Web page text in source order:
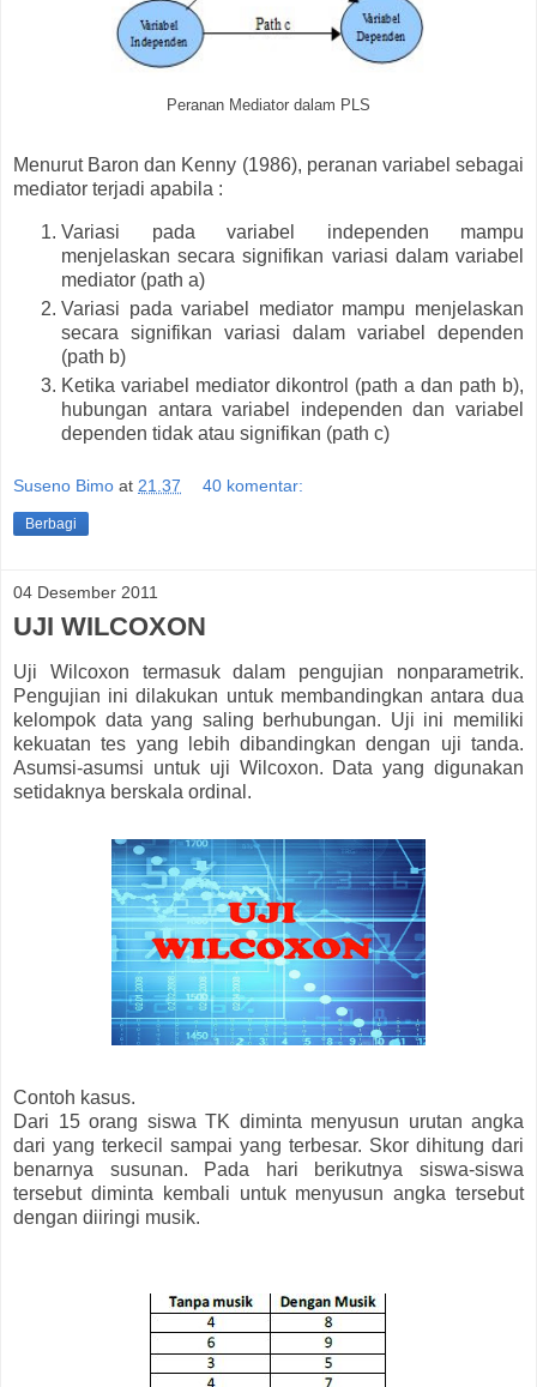
Peranan Mediator dalam PLS
Menurut Baron dan Kenny (1986), peranan variabel sebagai
mediator terjadi apabila :
Variasi pada variabel independen mampu
menjelaskan secara signifikan variasi dalam variabel
mediator (path a)
Variasi pada variabel mediator mampu menjelaskan
secara signifikan variasi dalam variabel dependen
(path b)
Ketika variabel mediator dikontrol (path a dan path b),
hubungan antara variabel independen dan variabel
dependen tidak atau signifikan (path c)
Suseno Bimo at 21.37 40 komentar:
Berbagi
04 Desember 2011
UJI WILCOXON
Uji Wilcoxon termasuk dalam pengujian nonparametrik.
Pengujian ini dilakukan untuk membandingkan antara dua
kelompok data yang saling berhubungan. Uji ini memiliki
kekuatan tes yang lebih dibandingkan dengan uji tanda.
Asumsi-asumsi untuk uji Wilcoxon. Data yang digunakan
setidaknya berskala ordinal.
Contoh kasus.
Dari 15 orang siswa TK diminta menyusun urutan angka
dari yang terkecil sampai yang terbesar. Skor dihitung dari
benarnya susunan. Pada hari berikutnya siswa-siswa
tersebut diminta kembali untuk menyusun angka tersebut
dengan diiringi musik.